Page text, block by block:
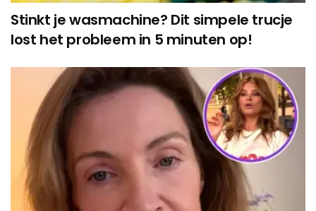
Stinkt je wasmachine? Dit simpele trucje
lost het probleem in 5 minuten op!